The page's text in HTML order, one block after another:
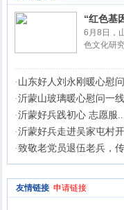
“红色基
6月8日，
色文化研
· 山东好人刘永刚暖心慰
·沂蒙山玻璃暖心慰问一
·沂蒙好兵践初心 志愿服
·沂蒙好兵走进吴家屯村
·致敬老党员退伍老兵，
友情链接 申请链接